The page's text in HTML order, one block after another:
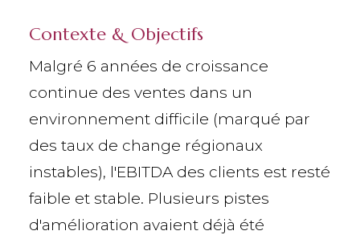
Contexte & Objectifs
Malgré 6 années de croissance
continue des ventes dans un
environnement difficile (marqué par
des taux de change régionaux
instables), l'EBITDA des clients est resté
faible et stable. Plusieurs pistes
d'amélioration avaient déjà été